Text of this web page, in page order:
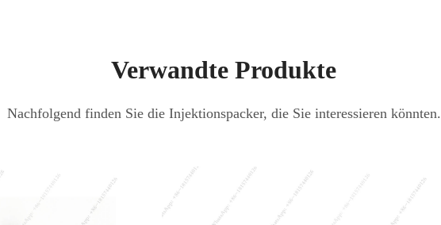
Verwandte Produkte
Nachfolgend finden Sie die Injektionspacker, die Sie interessieren könnten.